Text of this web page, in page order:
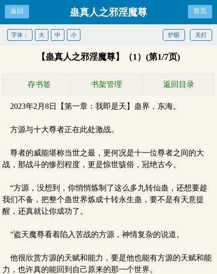
返回 蛊真人之邪淫魔尊 首页
关灯
护眼
字体： 大 中 小
【蛊真人之邪淫魔尊】（1）(第1/7页)
存书签 书架管理 返回目录
2023年2月8日【第一章：我即是天】蛊界，东海。
方源与十大尊者正在此处激战。
尊者的威能堪称当世之最，更何况是十一位尊者之间的大
战，那战斗的惨烈程度，更是惊世骇俗，冠绝古今。
“方源，没想到，你悄悄炼制了这么多九转仙蛊，还想要趁
我们不备，把整个蛊世界炼成十转永生蛊，要不是有天意提
醒，还真就让你成功了。
”盗天魔尊看着陷入苦战的方源，神情复杂的说道。
他很欣赏方源的天赋和能力，要是他也能有方源的天赋和能
力，也许真的能回到自己原来的那一个世界。